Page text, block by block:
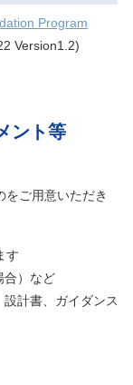
Program
Version1.2)
ント等
ご用意いただき
す
合）など
計書、ガイダンス